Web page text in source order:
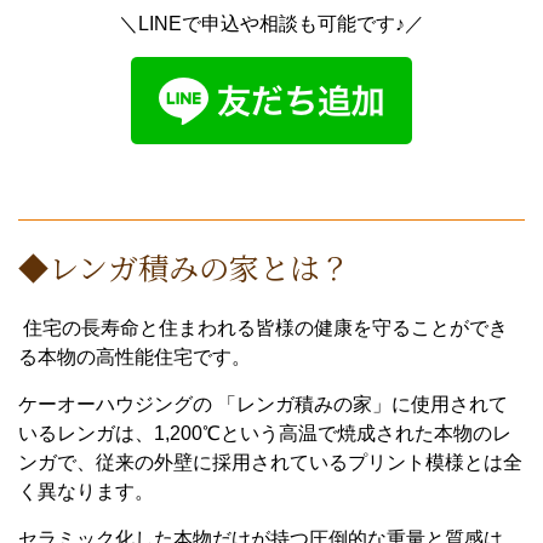
＼LINEで申込や相談も可能です♪／
◆レンガ積みの家とは？
住宅の長寿命と住まわれる皆様の健康を守ることができ
る本物の高性能住宅です。
ケーオーハウジングの 「レンガ積みの家」に使用されて
いるレンガは、1,200℃という高温で焼成された本物のレ
ンガで、従来の外壁に採用されているプリント模様とは全
く異なります。
セラミック化した本物だけが持つ圧倒的な重量と質感は